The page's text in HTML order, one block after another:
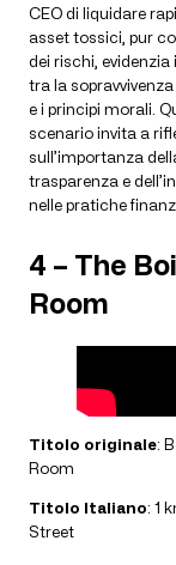
CEO di liquidare
asset tossici, pur
dei rischi,
tra la
e i principi morali.
scenario invita a
sull’importanza
trasparenza e
nelle pratiche
4 – The
Room
Titolo originale:
Room
Titolo Italiano: 1
Street